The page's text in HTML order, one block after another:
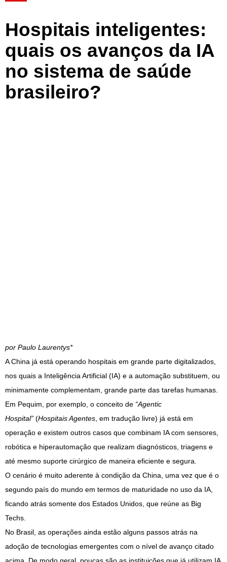
Hospitais inteligentes:
quais os avanços da IA
no sistema de saúde
brasileiro?
por Paulo Laurentys*
A China já está operando hospitais em grande parte digitalizados,
nos quais a Inteligência Artificial (IA) e a automação substituem, ou
minimamente complementam, grande parte das tarefas humanas.
Em Pequim, por exemplo, o conceito de “Agentic
Hospital” (Hospitais Agentes, em tradução livre) já está em
operação e existem outros casos que combinam IA com sensores,
robótica e hiperautomação que realizam diagnósticos, triagens e
até mesmo suporte cirúrgico de maneira eficiente e segura.
O cenário é muito aderente à condição da China, uma vez que é o
segundo país do mundo em termos de maturidade no uso da IA,
ficando atrás somente dos Estados Unidos, que reúne as Big
Techs.
No Brasil, as operações ainda estão alguns passos atrás na
adoção de tecnologias emergentes com o nível de avanço citado